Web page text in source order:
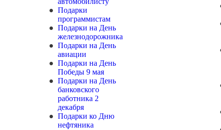
Подарки
программистам
Подарки на День
железнодорожника
Подарки на День
авиации
Подарки на День
Победы 9 мая
Подарки на День
банковского
работника 2
декабря
Подарки ко Дню
нефтяника